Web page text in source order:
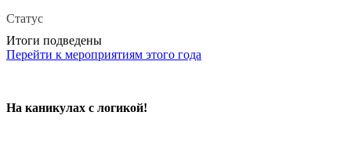
Статус
Итоги подведены
Перейти к мероприятиям этого года
На каникулах с логикой!